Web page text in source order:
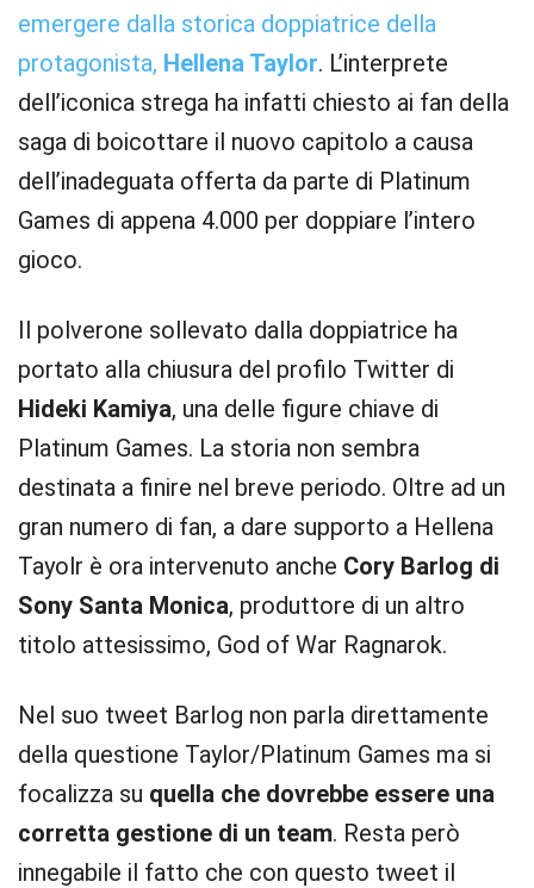
emergere dalla storica doppiatrice della
protagonista, Hellena Taylor. L’interprete
dell’iconica strega ha infatti chiesto ai fan della
saga di boicottare il nuovo capitolo a causa
dell’inadeguata offerta da parte di Platinum
Games di appena 4.000 per doppiare l’intero
gioco.
Il polverone sollevato dalla doppiatrice ha
portato alla chiusura del profilo Twitter di
Hideki Kamiya, una delle figure chiave di
Platinum Games. La storia non sembra
destinata a finire nel breve periodo. Oltre ad un
gran numero di fan, a dare supporto a Hellena
Tayolr è ora intervenuto anche Cory Barlog di
Sony Santa Monica, produttore di un altro
titolo attesissimo, God of War Ragnarok.
Nel suo tweet Barlog non parla direttamente
della questione Taylor/Platinum Games ma si
focalizza su quella che dovrebbe essere una
corretta gestione di un team. Resta però
innegabile il fatto che con questo tweet il